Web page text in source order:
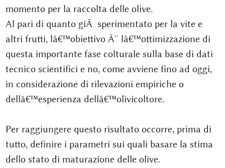
momento per la raccolta delle olive.
Al pari di quanto giÃ sperimentato per la vite e
altri frutti, lâ€™obiettivo Ã¨ lâ€™ottimizzazione di
questa importante fase colturale sulla base di dati
tecnico scientifici e no, come avviene fino ad oggi,
in considerazione di rilevazioni empiriche o
dellâ€™esperienza dellâ€™olivicoltore.
Per raggiungere questo risultato occorre, prima di
tutto, definire i parametri sui quali basare la stima
dello stato di maturazione delle olive.